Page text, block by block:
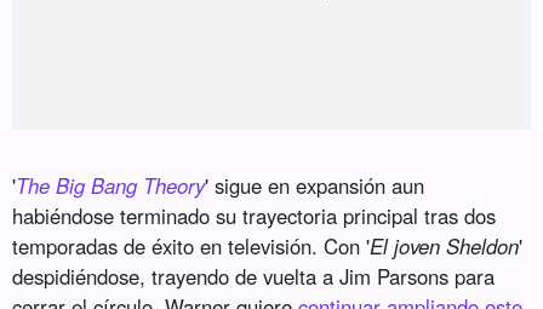
'The Big Bang Theory' sigue en expansión aun
habiéndose terminado su trayectoria principal tras dos
temporadas de éxito en televisión. Con 'El joven Sheldon'
despidiéndose, trayendo de vuelta a Jim Parsons para